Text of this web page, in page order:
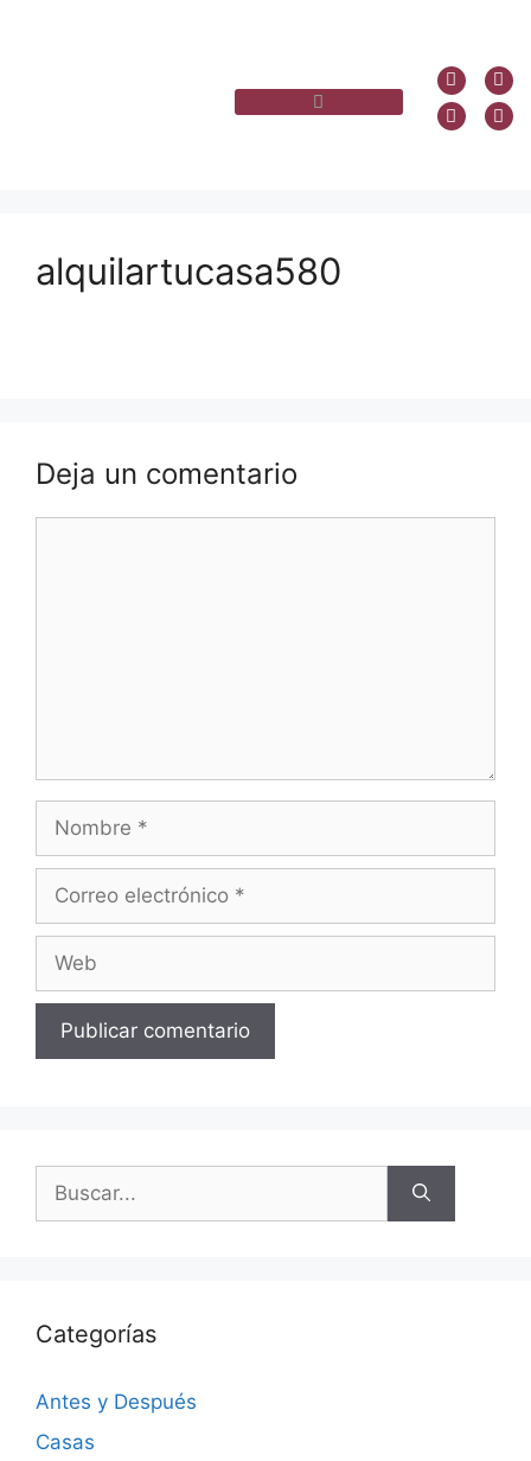
alquilartucasa580
Deja un comentario
Categorías
Antes y Después
Casas